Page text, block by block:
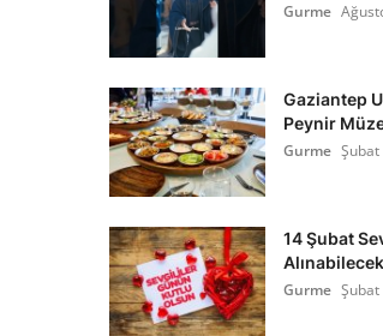
Gurme
Gaziantep
Peynir
Gurme Şubat
14 Şubat
Gurme Şubat